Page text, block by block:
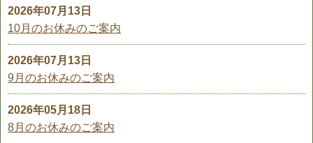
2026年07月13日
10月のお休みのご案内
2026年07月13日
9月のお休みのご案内
2026年05月18日
8月のお休みのご案内